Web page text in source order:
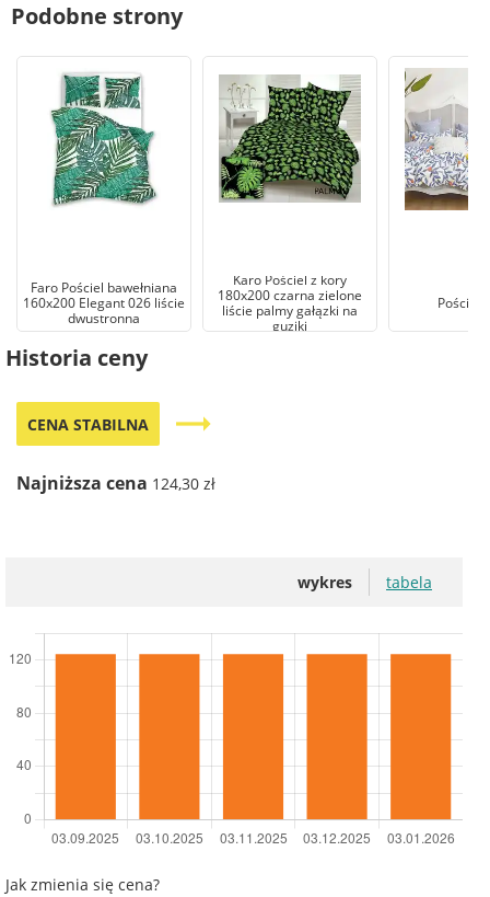
Podobne strony
Faro Pościel bawełniana
160x200 Elegant 026 liście
dwustronna
Karo Pościel z kory
180x200 czarna zielone
liście palmy gałązki na
guziki
Pościel
Historia ceny
CENA STABILNA trending_flat
Najniższa cena 124,30 zł
wykres tabela
Jak zmienia się cena?